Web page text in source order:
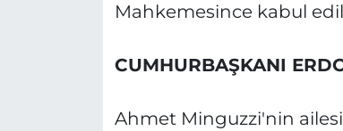
Mahkemesince kabul
CUMHURBAŞKANI
Ahmet Minguzzi'nin